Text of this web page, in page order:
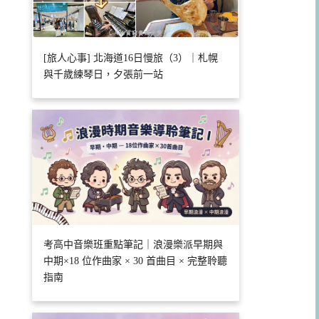
[旅人心事] 北海道16日慢旅（3）｜札幌
與千歲練琴日，夕張前一站
考高中音樂班重點筆記｜浪漫樂派早期與
中期×18 位作曲家 × 30 首曲目 × 完整聆聽
指南